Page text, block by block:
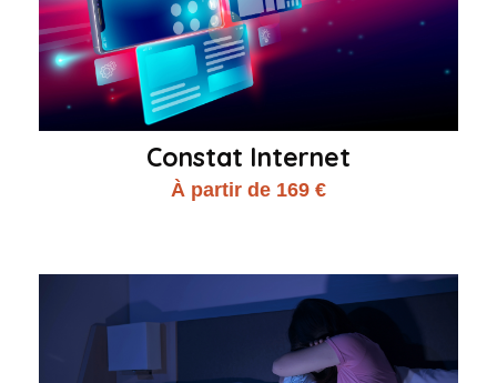
Constat Internet
À partir de 169 €